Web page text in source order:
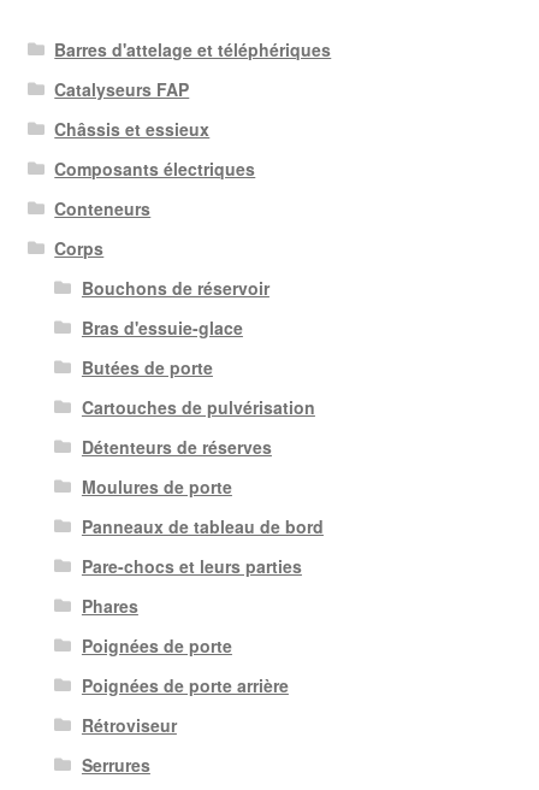
récent
au
plus
ancien
Barres d'attelage et téléphériques
Catalyseurs FAP
Châssis et essieux
Composants électriques
Conteneurs
Corps
Bouchons de réservoir
Bras d'essuie-glace
Butées de porte
Cartouches de pulvérisation
Détenteurs de réserves
Moulures de porte
Panneaux de tableau de bord
Pare-chocs et leurs parties
Phares
Poignées de porte
Poignées de porte arrière
Rétroviseur
Serrures